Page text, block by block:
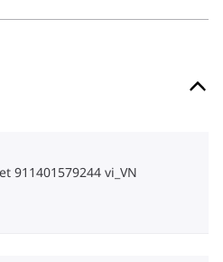
911401579244 vi_VN